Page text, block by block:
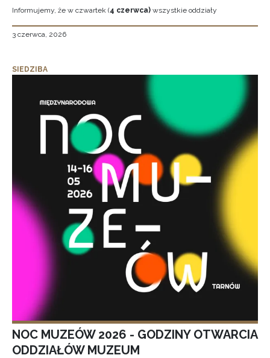
Informujemy, że w czwartek (4 czerwca) wszystkie oddziały
3 czerwca, 2026
SIEDZIBA
NOC MUZEÓW 2026 - GODZINY OTWARCIA
ODDZIAŁÓW MUZEUM